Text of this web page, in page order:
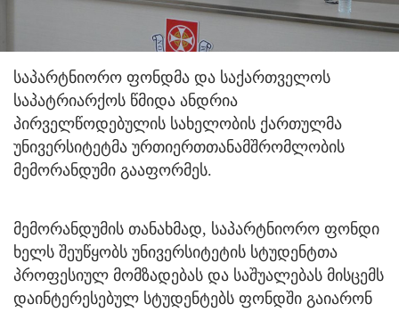
საპარტნიორო ფონდმა და საქართველოს
საპატრიარქოს წმიდა ანდრია
პირველწოდებულის სახელობის ქართულმა
უნივერსიტეტმა ურთიერთთანამშრომლობის
მემორანდუმი გააფორმეს.
მემორანდუმის თანახმად, საპარტნიორო ფონდი
ხელს შეუწყობს უნივერსიტეტის სტუდენტთა
პროფესიულ მომზადებას და საშუალებას მისცემს
დაინტერესებულ სტუდენტებს ფონდში გაიარონ